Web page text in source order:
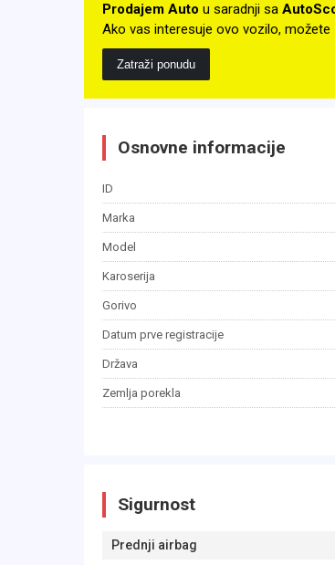
Prodajem Auto u saradnji sa
Ako vas interesuje ovo vozilo, možete
Zatraži ponudu
Osnovne informacije
ID
Marka
Model
Karoserija
Gorivo
Datum prve registracije
Država
Zemlja porekla
Sigurnost
Prednji airbag